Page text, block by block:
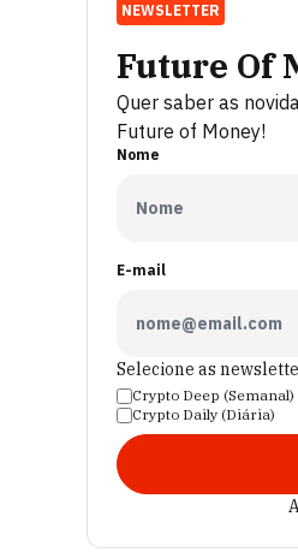
NEWSLETTER
Future Of
Quer saber as
Future of Money!
Nome
E-mail
Selecione as
Crypto Deep (Semanal)
Crypto Daily (Diária)